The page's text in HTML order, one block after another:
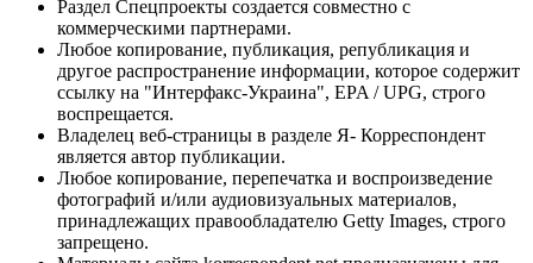
Раздел Спецпроекты создается совместно с
коммерческими партнерами.
Любое копирование, публикация, републикация и
другое распространение информации, которое содержит
ссылку на "Интерфакс-Украина", EPA / UPG, строго
воспрещается.
Владелец веб-страницы в разделе Я- Корреспондент
является автор публикации.
Любое копирование, перепечатка и воспроизведение
фотографий и/или аудиовизуальных материалов,
принадлежащих правообладателю Getty Images, строго
запрещено.